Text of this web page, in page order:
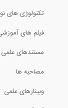
13:51
تکنولوژی های
فیلم های آموزشی
مستندهای علمی
مصاحبه ها
وبینارهای علمی